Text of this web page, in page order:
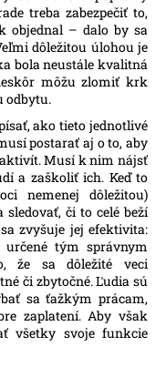
treba zabezpečiť to,
objednal – dalo by sa
dôležitou úlohou je
bola neustále kvalitná
môžu zlomiť krk
odbytu.
ako tieto jednotlivé
postarať aj o to, aby
Musí k nim nájsť
a zaškoliť ich. Keď to
nemenej dôležitou)
či to celé beží
zvyšuje jej efektivita:
tým správnym
že sa dôležité veci
či zbytočné. Ľudia sú
sa ťažkým prácam,
zaplatení. Aby však
všetky svoje funkcie